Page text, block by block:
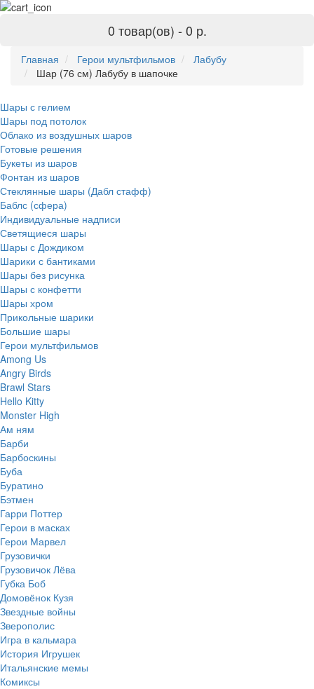
0 товар(ов) - 0 р.
Главная Герои мультфильмов
Лабубу
Шар (76 см) Лабубу в шапочке
Шары с гелием
Шары под потолок
Облако из воздушных шаров
Готовые решения
Букеты из шаров
Фонтан из шаров
Стеклянные шары (Дабл стафф)
Баблс (сфера)
Индивидуальные надписи
Светящиеся шары
Шары с Дождиком
Шарики с бантиками
Шары без рисунка
Шары с конфетти
Шары хром
Прикольные шарики
Большие шары
Герои мультфильмов
Among Us
Angry Birds
Brawl Stars
Hello Kitty
Monster High
Ам ням
Барби
Барбоскины
Буба
Буратино
Бэтмен
Гарри Поттер
Герои в масках
Герои Марвел
Грузовички
Грузовичок Лёва
Губка Боб
Домовёнок Кузя
Звездные войны
Зверополис
Игра в кальмара
История Игрушек
Итальянские мемы
Комиксы